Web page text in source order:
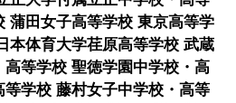
蒲田女子高等学校 東京高等学
本体育大学荏原高等学校 武蔵
等学校 聖徳学園中学校・高
学校 藤村女子中学校・高等